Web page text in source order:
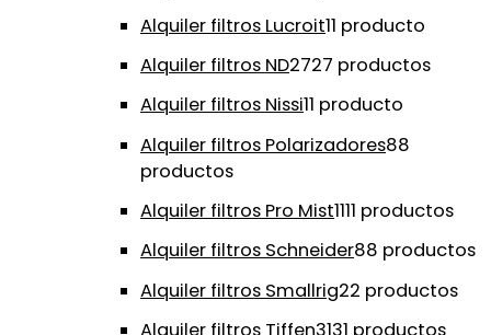
Alquiler filtros Lucroit11 producto
Alquiler filtros ND2727 productos
Alquiler filtros Nissi11 producto
Alquiler filtros Polarizadores88
productos
Alquiler filtros Pro Mist1111 productos
Alquiler filtros Schneider88 productos
Alquiler filtros Smallrig22 productos